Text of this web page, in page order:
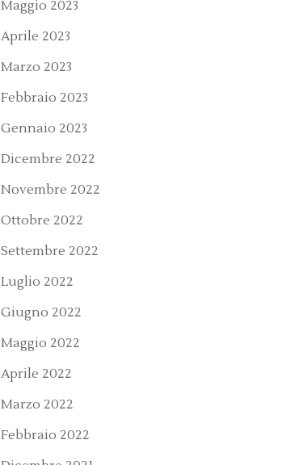
Maggio 2023
Aprile 2023
Marzo 2023
Febbraio 2023
Gennaio 2023
Dicembre 2022
Novembre 2022
Ottobre 2022
Settembre 2022
Luglio 2022
Giugno 2022
Maggio 2022
Aprile 2022
Marzo 2022
Febbraio 2022